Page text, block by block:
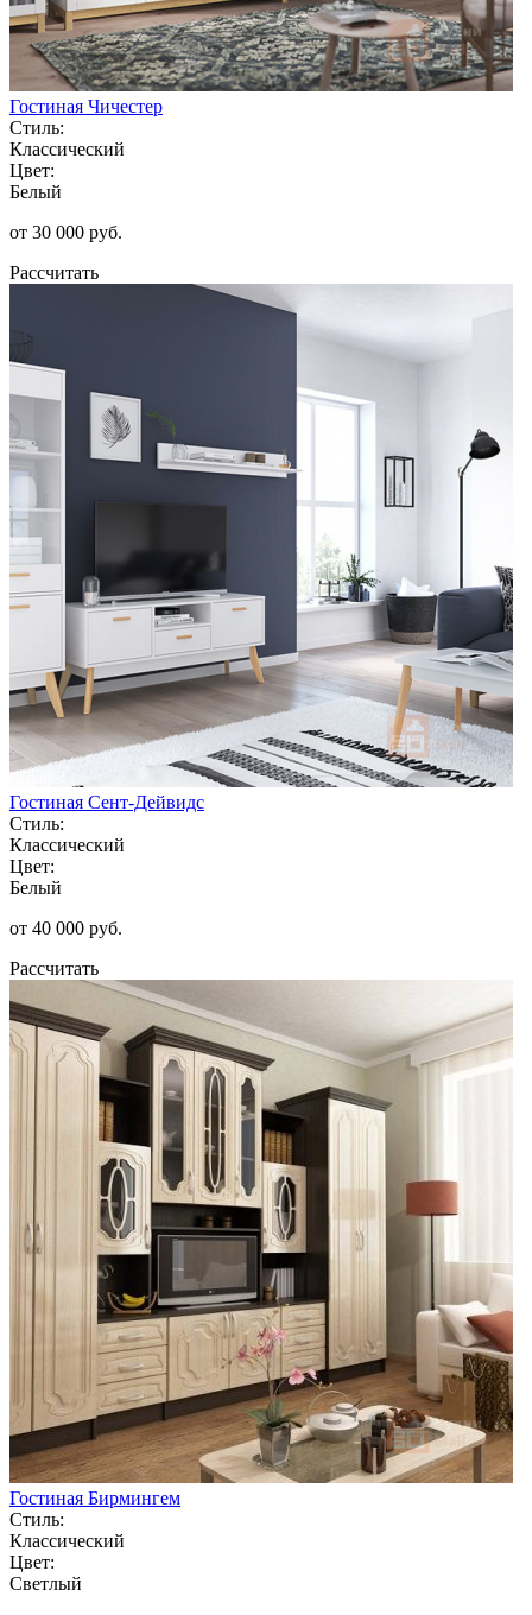
Гостиная Чичестер
Стиль:
Классический
Цвет:
Белый
от 30 000 руб.
Рассчитать
Гостиная Сент-Дейвидс
Стиль:
Классический
Цвет:
Белый
от 40 000 руб.
Рассчитать
Гостиная Бирмингем
Стиль:
Классический
Цвет:
Светлый